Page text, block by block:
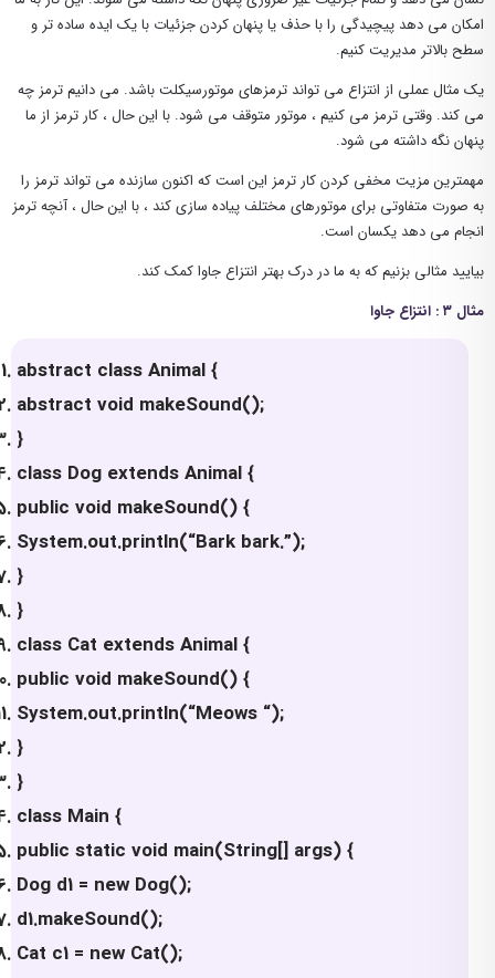
امکان می دهد پیچیدگی را با حذف یا پنهان کردن جزئیات با یک ایده ساده تر و
سطح بالاتر مدیریت کنیم.
یک مثال عملی از انتزاع می تواند ترمزهای موتورسیکلت باشد. می دانیم ترمز چه
می کند. وقتی ترمز می کنیم ، موتور متوقف می شود. با این حال ، کار ترمز از ما
پنهان نگه داشته می شود.
مهمترین مزیت مخفی کردن کار ترمز این است که اکنون سازنده می تواند ترمز را
به صورت متفاوتی برای موتورهای مختلف پیاده سازی کند ، با این حال ، آنچه ترمز
انجام می دهد یکسان است.
بیایید مثالی بزنیم که به ما در درک بهتر انتزاع جاوا کمک کند.
مثال ۳ : انتزاع جاوا
abstract class Animal {
abstract void makeSound();
}
class Dog extends Animal {
public void makeSound() {
System.out.println(“Bark bark.”);
}
}
class Cat extends Animal {
public void makeSound() {
System.out.println(“Meows “);
}
}
class Main {
public static void main(String[] args) {
Dog d1 = new Dog();
d1.makeSound();
Cat c1 = new Cat();